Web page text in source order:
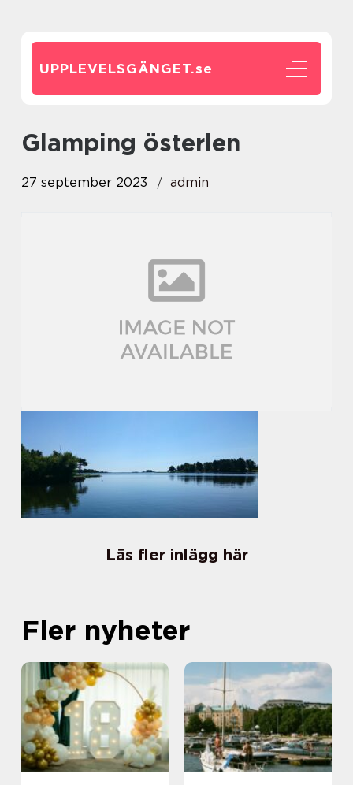
UPPLEVELSGÄNGET.se
glamping österlen
27 september 2023 admin
Läs fler inlägg här
Fler nyheter